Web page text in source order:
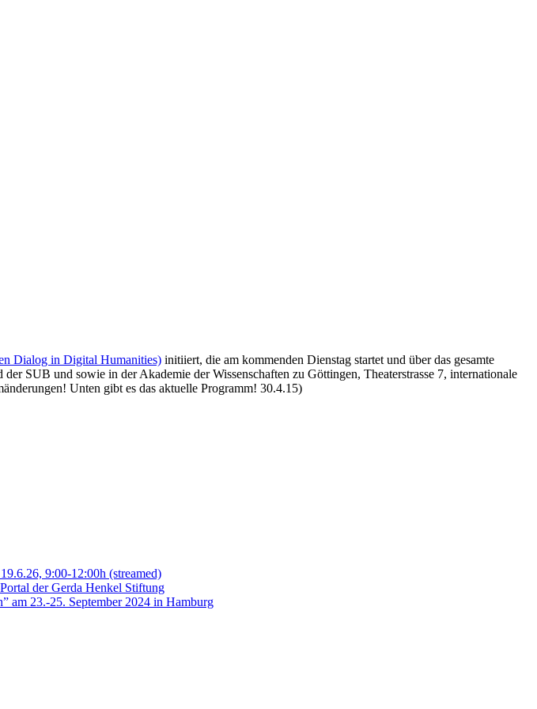
Dialog in Digital Humanities) initiiert, die am kommenden Dienstag startet und über das gesamte
SUB und sowie in der Akademie der Wissenschaften zu Göttingen, Theaterstrasse 7, internationale
Unten gibt es das aktuelle Programm! 30.4.15)
9:00-12:00h (streamed)
der Gerda Henkel Stiftung
am 23.-25. September 2024 in Hamburg